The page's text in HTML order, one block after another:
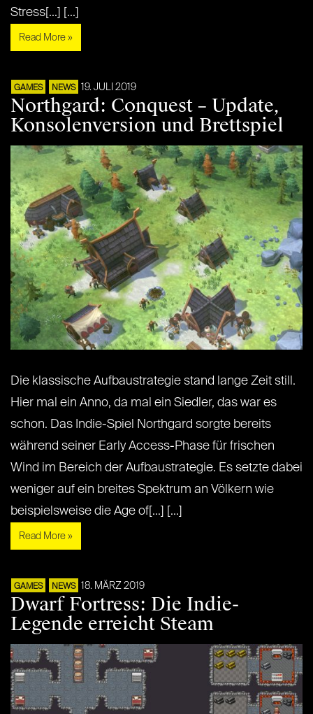
Stress[...] [...]
Read More »
GAMES NEWS 19. JULI 2019
Northgard: Conquest – Update,
Konsolenversion und Brettspiel
Die klassische Aufbaustrategie stand lange Zeit still.
Hier mal ein Anno, da mal ein Siedler, das war es
schon. Das Indie-Spiel Northgard sorgte bereits
während seiner Early Access-Phase für frischen
Wind im Bereich der Aufbaustrategie. Es setzte dabei
weniger auf ein breites Spektrum an Völkern wie
beispielsweise die Age of[...] [...]
Read More »
GAMES NEWS 18. MÄRZ 2019
Dwarf Fortress: Die Indie-
Legende erreicht Steam